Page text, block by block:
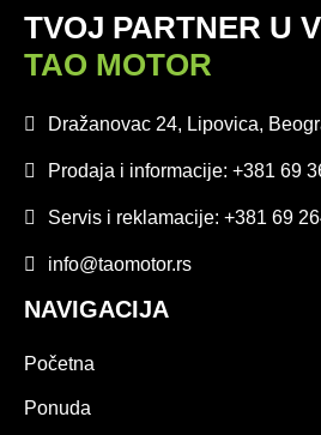
TVOJ PARTNER U
TAO MOTOR
Dražanovac 24, Lipovica,
Prodaja i informacije: +381 69
Servis i reklamacije: +381 69
info@taomotor.rs
NAVIGACIJA
Početna
Ponuda